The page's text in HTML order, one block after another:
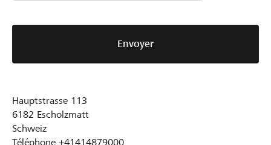
Envoyer
Hauptstrasse 113
6182 Escholzmatt
Schweiz
Téléphone +41414879000